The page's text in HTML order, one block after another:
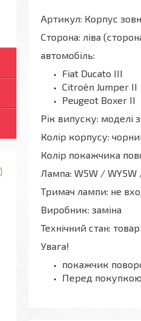
Артикул: Корпус
Сторона: ліва
автомобіль:
Fiat Ducato III
Citroën Jumper II
Peugeot Boxer II
Рік випуску: моделі
Колір корпусу:
Колір покажчика
Лампа: W5W / WY5W
Тримач лампи: не
Виробник: заміна
Технічний стан:
Увага!
покажчик
Перед